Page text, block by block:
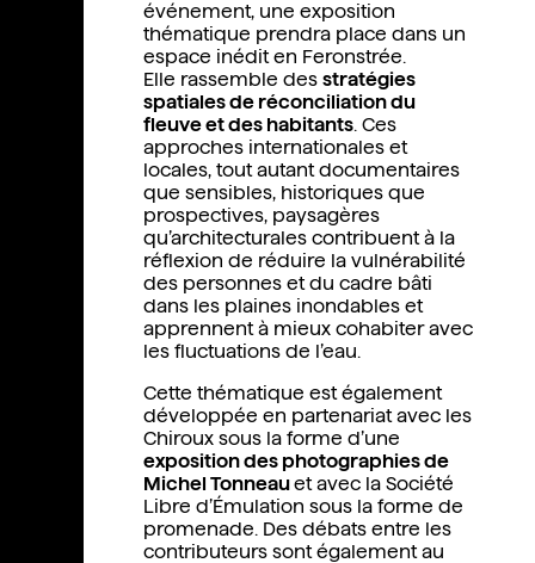
événement, une exposition
thématique prendra place dans un
espace inédit en Feronstrée.
Elle rassemble des stratégies
spatiales de réconciliation du
fleuve et des habitants. Ces
approches internationales et
locales, tout autant documentaires
que sensibles, historiques que
prospectives, paysagères
qu’architecturales contribuent à la
réflexion de réduire la vulnérabilité
des personnes et du cadre bâti
dans les plaines inondables et
apprennent à mieux cohabiter avec
les fluctuations de l’eau.
Cette thématique est également
développée en partenariat avec les
Chiroux sous la forme d’une
exposition des photographies de
Michel Tonneauet avec la Société
Libre d’Émulation sous la forme de
promenade. Des débats entre les
contributeurs sont également au